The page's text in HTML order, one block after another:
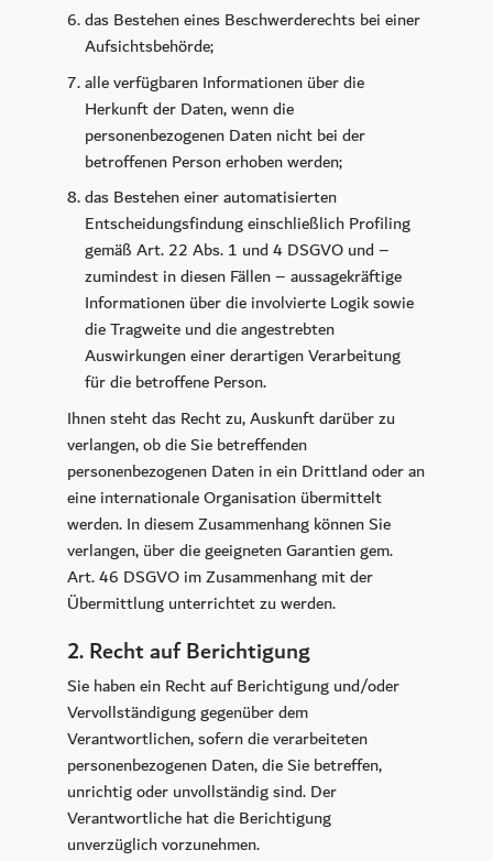
das Bestehen eines Beschwerderechts bei einer
Aufsichtsbehörde;
alle verfügbaren Informationen über die
Herkunft der Daten, wenn die
personenbezogenen Daten nicht bei der
betroffenen Person erhoben werden;
das Bestehen einer automatisierten
Entscheidungsfindung einschließlich Profiling
gemäß Art. 22 Abs. 1 und 4 DSGVO und –
zumindest in diesen Fällen – aussagekräftige
Informationen über die involvierte Logik sowie
die Tragweite und die angestrebten
Auswirkungen einer derartigen Verarbeitung
für die betroffene Person.
Ihnen steht das Recht zu, Auskunft darüber zu
verlangen, ob die Sie betreffenden
personenbezogenen Daten in ein Drittland oder an
eine internationale Organisation übermittelt
werden. In diesem Zusammenhang können Sie
verlangen, über die geeigneten Garantien gem.
Art. 46 DSGVO im Zusammenhang mit der
Übermittlung unterrichtet zu werden.
2. Recht auf Berichtigung
Sie haben ein Recht auf Berichtigung und/oder
Vervollständigung gegenüber dem
Verantwortlichen, sofern die verarbeiteten
personenbezogenen Daten, die Sie betreffen,
unrichtig oder unvollständig sind. Der
Verantwortliche hat die Berichtigung
unverzüglich vorzunehmen.